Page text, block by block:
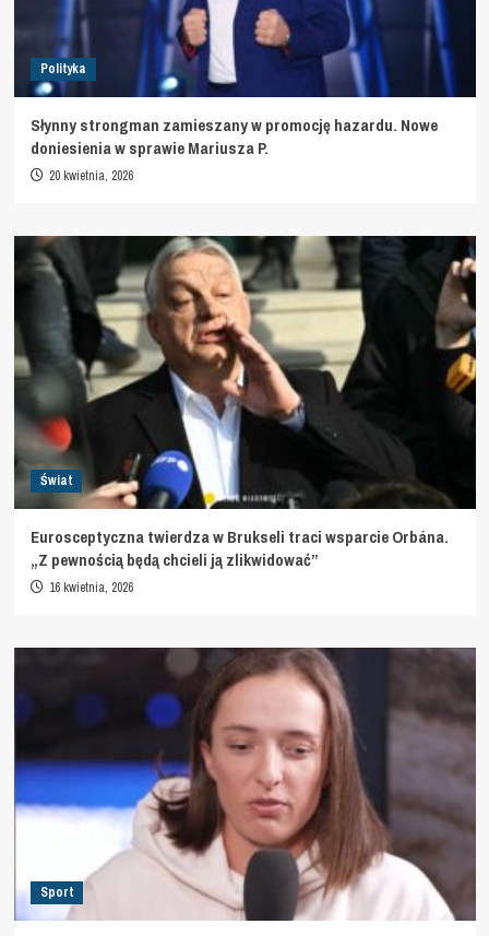
Polityka
Słynny strongman zamieszany w promocję hazardu. Nowe
doniesienia w sprawie Mariusza P.
20 kwietnia, 2026
Świat
Eurosceptyczna twierdza w Brukseli traci wsparcie Orbána.
„Z pewnością będą chcieli ją zlikwidować”
16 kwietnia, 2026
Sport